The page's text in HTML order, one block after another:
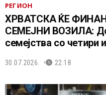
РЕГИОН
ХРВАТСКА ЌЕ
СЕМЕЈНИ ВОЗИЛА: До
семејства со четири
30.07.2026. 22:18